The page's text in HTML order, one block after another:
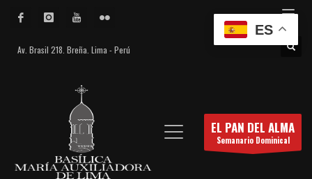
Av. Brasil 218. Breña. Lima - Perú
EL PAN DEL ALMA
Semanario Dominical
ES